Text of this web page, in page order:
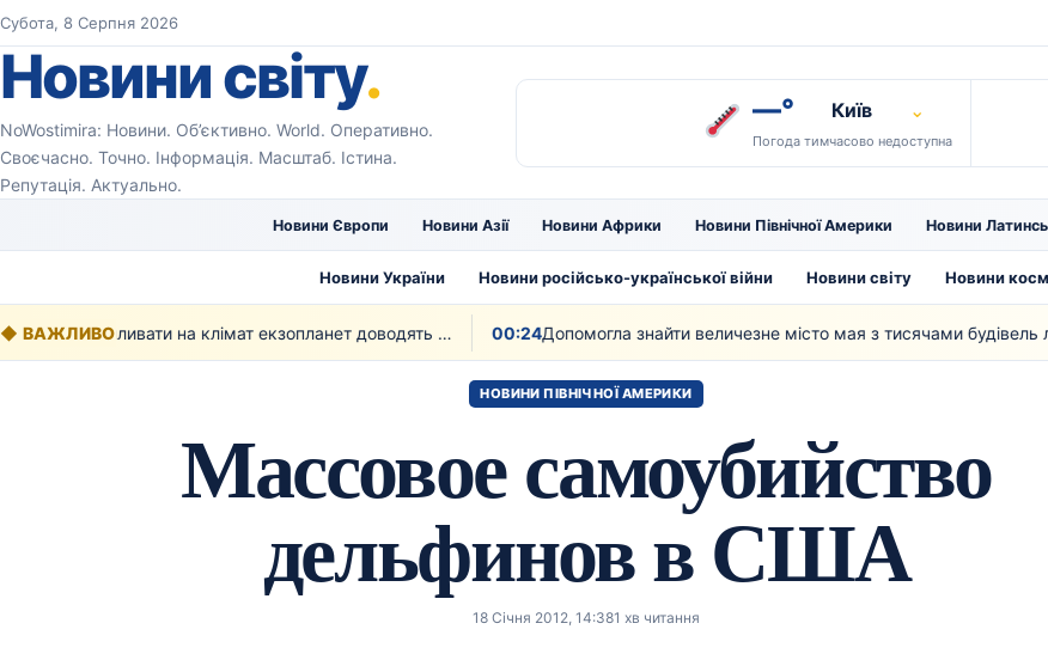
Перейти до вмісту
Субота, 8 Серпня 2026
Новини світу.
NoWostimira: Новини. Об’єктивно. World. Оперативно.
Своєчасно. Точно. Інформація. Масштаб. Істина.
Репутація. Актуально.
—° Київ ⌄
Погода тимчасово недоступна
Новини Європи Новини Азії Новини Африки Новини Північної Америки Новини
Новини України Новини російсько-української війни Новини світу Новини
◆ ВАЖЛИВО Як рослинність може впливати на клімат екзопланет доводять вчені 00:24 Допомогла знайти величезне місто мая з тисячами будівель лазерна технологія
НОВИНИ ПІВНІЧНОЇ АМЕРИКИ
Массовое самоубийство
дельфинов в США
18 Січня 2012, 14:381 хв читання